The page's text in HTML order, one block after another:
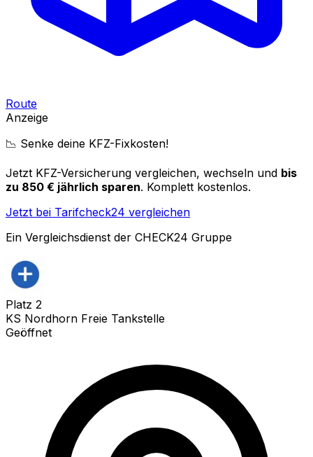
Route
Anzeige
📉 Senke deine KFZ-Fixkosten!
Jetzt KFZ-Versicherung vergleichen, wechseln und bis
zu 850 € jährlich sparen. Komplett kostenlos.
Jetzt bei Tarifcheck24 vergleichen
Ein Vergleichsdienst der CHECK24 Gruppe
Platz 2
KS Nordhorn Freie Tankstelle
Geöffnet